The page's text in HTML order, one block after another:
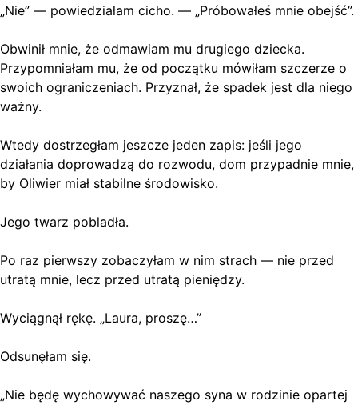
„Nie” — powiedziałam cicho. — „Próbowałeś mnie obejść”.
Obwinił mnie, że odmawiam mu drugiego dziecka.
Przypomniałam mu, że od początku mówiłam szczerze o
swoich ograniczeniach. Przyznał, że spadek jest dla niego
ważny.
Wtedy dostrzegłam jeszcze jeden zapis: jeśli jego
działania doprowadzą do rozwodu, dom przypadnie mnie,
by Oliwier miał stabilne środowisko.
Jego twarz pobladła.
Po raz pierwszy zobaczyłam w nim strach — nie przed
utratą mnie, lecz przed utratą pieniędzy.
Wyciągnął rękę. „Laura, proszę…”
Odsunęłam się.
„Nie będę wychowywać naszego syna w rodzinie opartej